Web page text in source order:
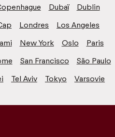
Dubaï
Dublin
Londres
Los Angeles
New York Oslo
Paris
San Francisco
São Paulo
Tel Aviv Tokyo Varsovie